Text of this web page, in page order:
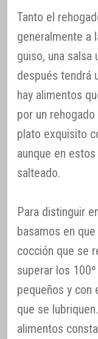
Tanto el
generalmente a
guiso, una
después tendrá
hay alimentos
por un
plato exquisito
aunque en
salteado.
Para distinguir
basamos en
cocción que se
superar los
pequeños y con
que se
alimentos